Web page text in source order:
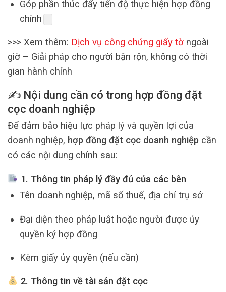
Góp phần thúc đẩy tiến độ thực hiện hợp đồng
chính
>>> Xem thêm: Dịch vụ công chứng giấy tờ ngoài
giờ – Giải pháp cho người bận rộn, không có thời
gian hành chính
✍️ Nội dung cần có trong hợp đồng đặt
cọc doanh nghiệp
Để đảm bảo hiệu lực pháp lý và quyền lợi của
doanh nghiệp, hợp đồng đặt cọc doanh nghiệp cần
có các nội dung chính sau:
1. Thông tin pháp lý đầy đủ của các bên
Tên doanh nghiệp, mã số thuế, địa chỉ trụ sở
Đại diện theo pháp luật hoặc người được ủy
quyền ký hợp đồng
Kèm giấy ủy quyền (nếu cần)
2. Thông tin về tài sản đặt cọc